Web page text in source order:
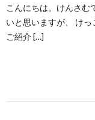
こんにちは。けんさむ
いと思いますが、 け
ご紹介 […]